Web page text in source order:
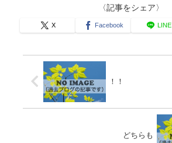
〈記事をシェア〉
X Facebook LINE
！！
どちらも